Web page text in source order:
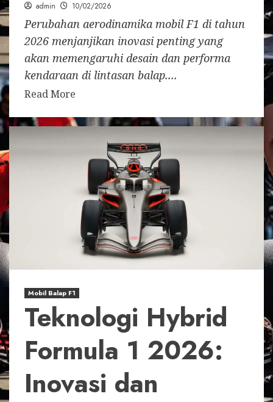
admin 10/02/2026
Perubahan aerodinamika mobil F1 di tahun
2026 menjanjikan inovasi penting yang
akan memengaruhi desain dan performa
kendaraan di lintasan balap....
Read More
Mobil Balap F1
Teknologi Hybrid
Formula 1 2026:
Inovasi dan